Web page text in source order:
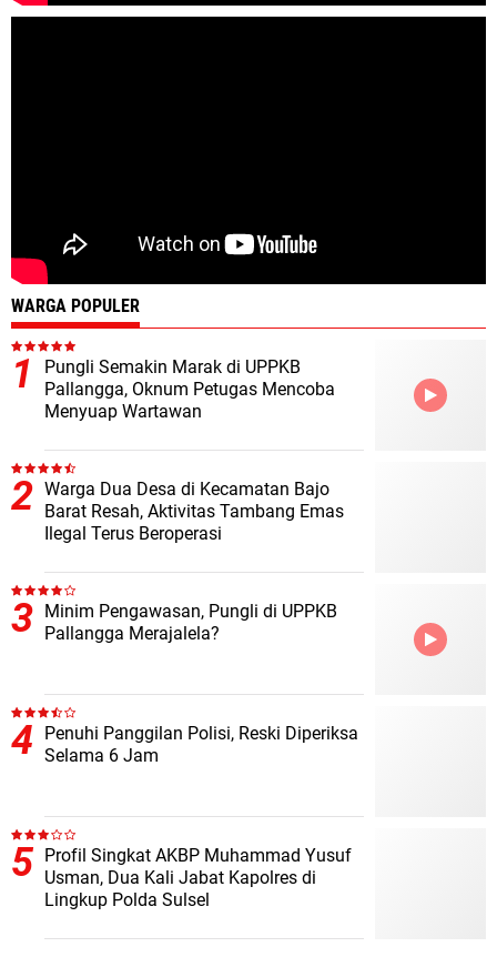
WARGA POPULER
Pungli Semakin Marak di UPPKB
Pallangga, Oknum Petugas Mencoba
Menyuap Wartawan
Warga Dua Desa di Kecamatan Bajo
Barat Resah, Aktivitas Tambang Emas
Ilegal Terus Beroperasi
Minim Pengawasan, Pungli di UPPKB
Pallangga Merajalela?
Penuhi Panggilan Polisi, Reski Diperiksa
Selama 6 Jam
Profil Singkat AKBP Muhammad Yusuf
Usman, Dua Kali Jabat Kapolres di
Lingkup Polda Sulsel